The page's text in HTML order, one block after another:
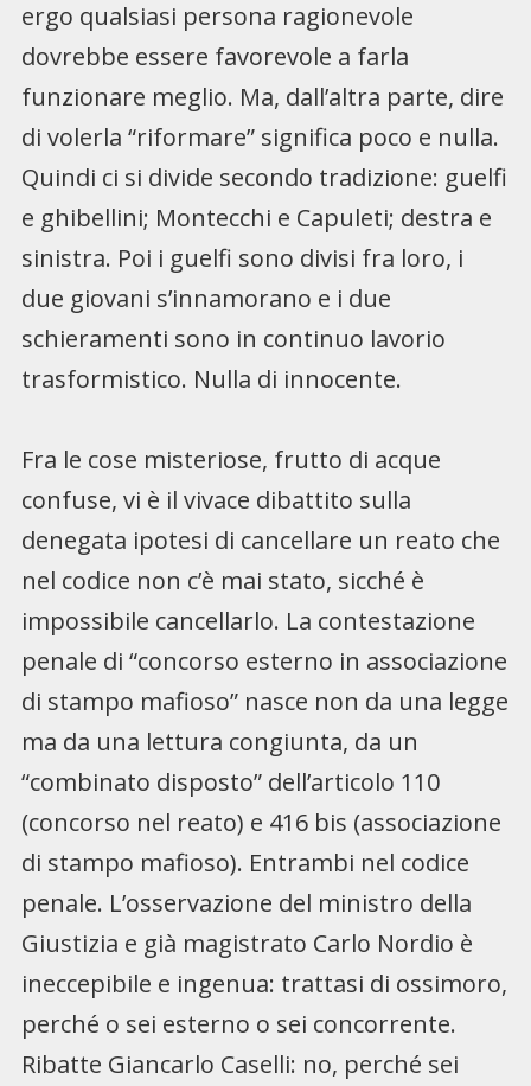
ergo qualsiasi persona ragionevole
dovrebbe essere favorevole a farla
funzionare meglio. Ma, dall’altra parte, dire
di volerla “riformare” significa poco e nulla.
Quindi ci si divide secondo tradizione: guelfi
e ghibellini; Montecchi e Capuleti; destra e
sinistra. Poi i guelfi sono divisi fra loro, i
due giovani s’innamorano e i due
schieramenti sono in continuo lavorio
trasformistico. Nulla di innocente.
Fra le cose misteriose, frutto di acque
confuse, vi è il vivace dibattito sulla
denegata ipotesi di cancellare un reato che
nel codice non c’è mai stato, sicché è
impossibile cancellarlo. La contestazione
penale di “concorso esterno in associazione
di stampo mafioso” nasce non da una legge
ma da una lettura congiunta, da un
“combinato disposto” dell’articolo 110
(concorso nel reato) e 416 bis (associazione
di stampo mafioso). Entrambi nel codice
penale. L’osservazione del ministro della
Giustizia e già magistrato Carlo Nordio è
ineccepibile e ingenua: trattasi di ossimoro,
perché o sei esterno o sei concorrente.
Ribatte Giancarlo Caselli: no, perché sei